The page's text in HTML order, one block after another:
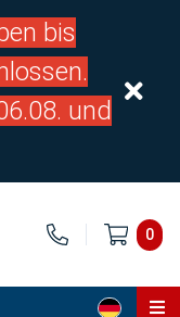
bis
und
0